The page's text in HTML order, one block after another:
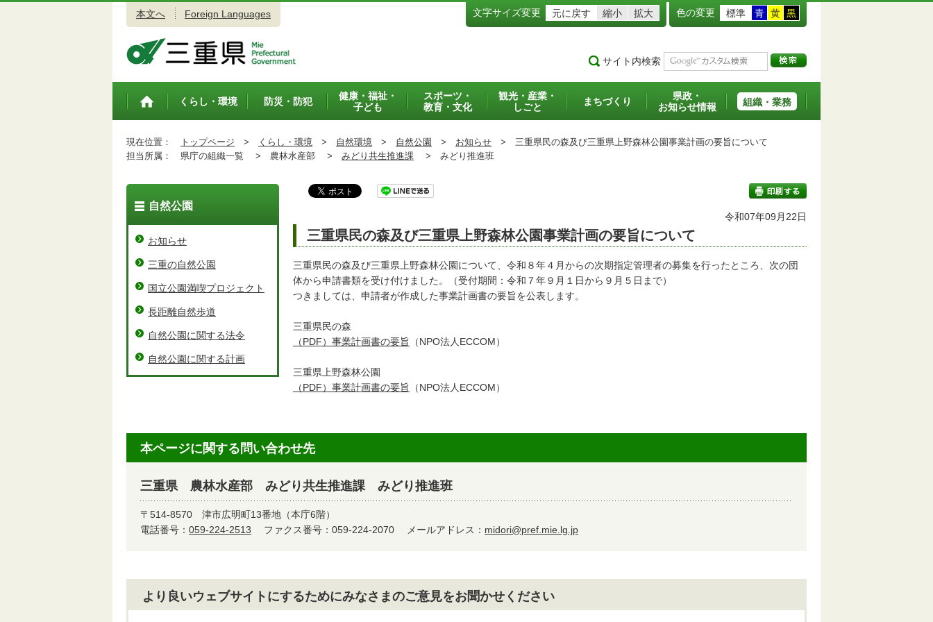
本文へ Foreign Languages 文字サイズ変更 元に戻す 縮小 拡大 色の変更 標準 青 黄 黒
サイト内検索
トップペ
くらし・環境 防災・防犯
健康・福祉・
子ども
スポーツ・
教育・文化
観光・産業・
しごと
まちづくり
県政・
お知らせ情報
組織・業務
現在位置： トップページ > くらし・環境 > 自然環境 > 自然公園 > お知らせ > 三重県民の森及び三重県上野森林公園事業計画の要旨について
担当所属：
県庁の組織一覧 > 農林水産部 > みどり共生推進課 > みどり推進班
印刷する
令和07年09月22日
三重県民の森及び三重県上野森林公園事業計画の要旨について
三重県民の森及び三重県上野森林公園について、令和８年４月からの次期指定管理者の募集を行ったところ、次の団
体から申請書類を受け付けました。（受付期間：令和７年９月１日から９月５日まで）
つきましては、申請者が作成した事業計画書の要旨を公表します。
三重県民の森
（PDF）事業計画書の要旨
（NPO法人ECCOM）
三重県上野森林公園
（PDF）事業計画書の要旨
（NPO法人ECCOM）
自然公園
お知らせ
三重の自然公園
国立公園満喫プロジェクト
長距離自然歩道
自然公園に関する法令
自然公園に関する計画
本ページに関する問い合わせ先
三重県 農林水産部 みどり共生推進課 みどり推進班
〒514-8570 津市広明町13番地（本庁6階）
電話番号： 059-224-2513 ファクス番号：059-224-2070 メールアドレス： midori@pref.mie.lg.jp
より良いウェブサイトにするためにみなさまのご意見をお聞かせください